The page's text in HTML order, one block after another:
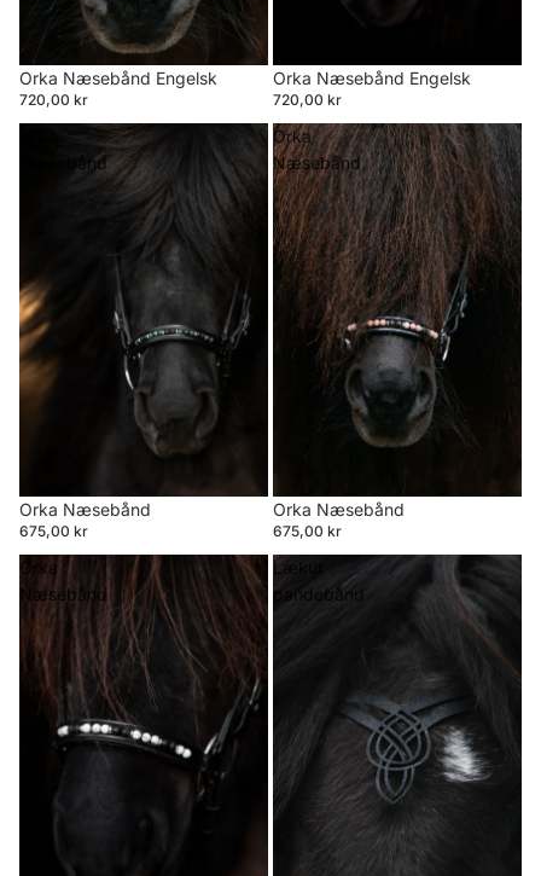
Orka Næsebånd Engelsk
720,00 kr
Orka Næsebånd Engelsk
720,00 kr
Næsebånd
Orka Næsebånd
675,00 kr
Orka
Næsebånd
Orka Næsebånd
675,00 kr
Orka
Næsebånd
Lækur
pandebånd